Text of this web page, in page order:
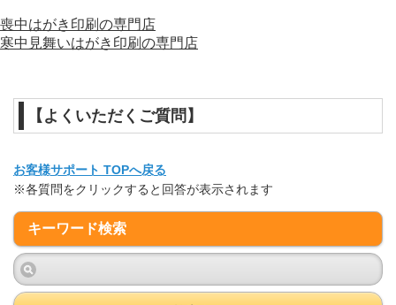
喪中はがき印刷の専門店
寒中見舞いはがき印刷の専門店
【よくいただくご質問】
お客様サポート TOPへ戻る
※各質問をクリックすると回答が表示されます
キーワード検索